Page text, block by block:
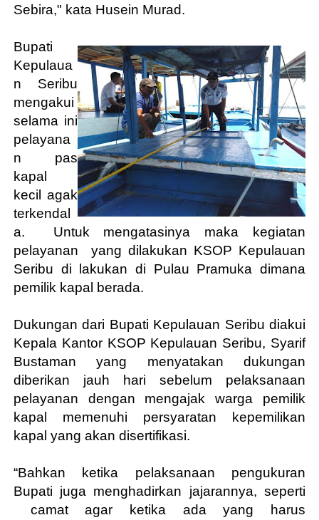
Sebira," kata Husein Murad.
Bupati
Kepulaua
n Seribu
mengakui
selama ini
pelayana
n pas
kapal
kecil agak
terkendal
a.
Untuk mengatasinya maka kegiatan
pelayanan
yang dilakukan KSOP Kepulauan
Seribu di lakukan di Pulau Pramuka dimana
pemilik kapal berada.
Dukungan dari Bupati Kepulauan Seribu diakui
Kepala Kantor KSOP Kepulauan Seribu, Syarif
Bustaman yang menyatakan dukungan
diberikan jauh hari sebelum pelaksanaan
pelayanan dengan mengajak warga pemilik
kapal memenuhi persyaratan kepemilikan
kapal yang akan disertifikasi.
“Bahkan ketika pelaksanaan pengukuran
Bupati juga menghadirkan jajarannya, seperti
camat agar ketika ada yang harus